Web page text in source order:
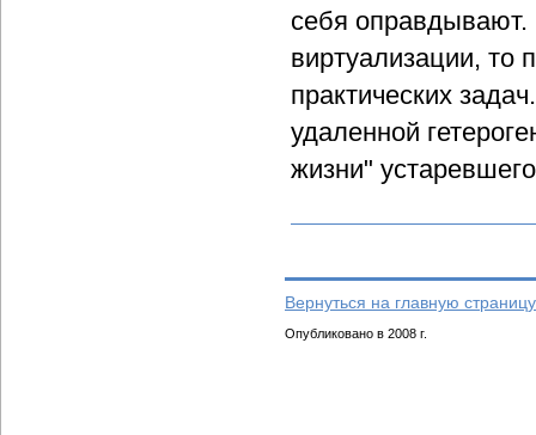
себя оправдывают.
виртуализации, то
практических
удаленной
жизни"
Вернуться на главную
Опубликовано в 2008 г.